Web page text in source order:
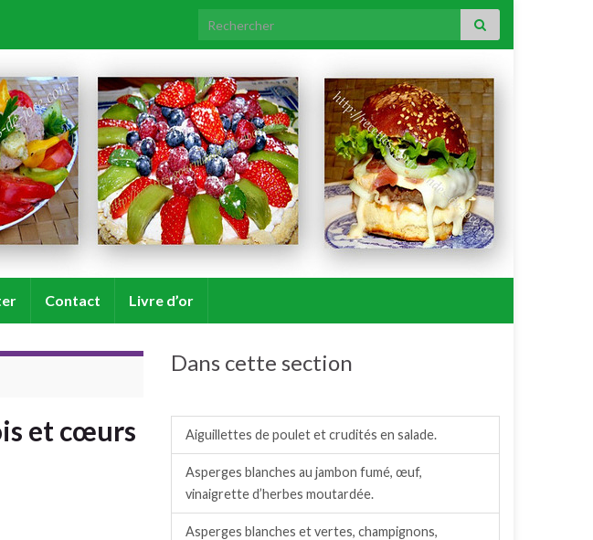
Search for:
Contact Livre d’or
et cœurs
Dans cette section
Aiguillettes de poulet et crudités en salade.
Asperges blanches au jambon fumé, œuf,
vinaigrette d’herbes moutardée.
Asperges blanches et vertes, champignons,